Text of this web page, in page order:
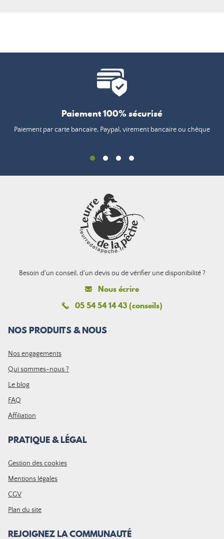
Paiement 100% sécurisé
Paiement par carte bancaire, Paypal, virement bancaire ou chèque
Besoin d'un conseil, d'un devis ou de vérifier une disponibilité ?
Nous écrire
05 54 54 14 43 (conseils)
NOS PRODUITS & NOUS
Nos engagements
Qui sommes-nous ?
Le blog
FAQ
Affiliation
PRATIQUE & LÉGAL
Gestion des cookies
Mentions légales
CGV
Plan du site
REJOIGNEZ LA COMMUNAUTÉ